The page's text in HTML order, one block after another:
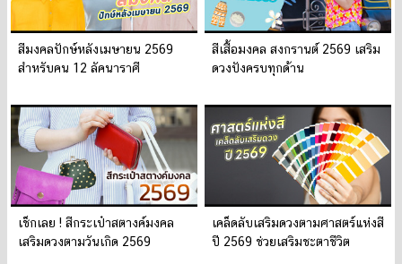
สีมงคลปักษ์หลังเมษายน 2569
สำหรับคน 12 ลัคนาราศี
สีเสื้อมงคล สงกรานต์ 2569 เสริม
ดวงปังครบทุกด้าน
เช็กเลย ! สีกระเป๋าสตางค์มงคล
เสริมดวงตามวันเกิด 2569
เคล็ดลับเสริมดวงตามศาสตร์แห่งสี
ปี 2569 ช่วยเสริมชะตาชีวิต